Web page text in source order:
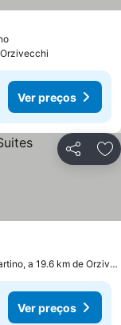
Ver preços
Ver preços
Partilhar
a 19.6 km de
Ver preços